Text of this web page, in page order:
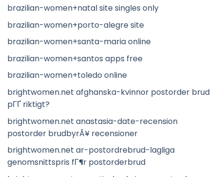
brazilian-women+natal site singles only
brazilian-women+porto-alegre site
brazilian-women+santa-maria online
brazilian-women+santos apps free
brazilian-women+toledo online
brightwomen.net afghanska-kvinnor postorder brud
pГҐ riktigt?
brightwomen.net anastasia-date-recension
postorder brudbyrÃ¥ recensioner
brightwomen.net ar-postordrebrud-lagliga
genomsnittspris fГ¶r postorderbrud